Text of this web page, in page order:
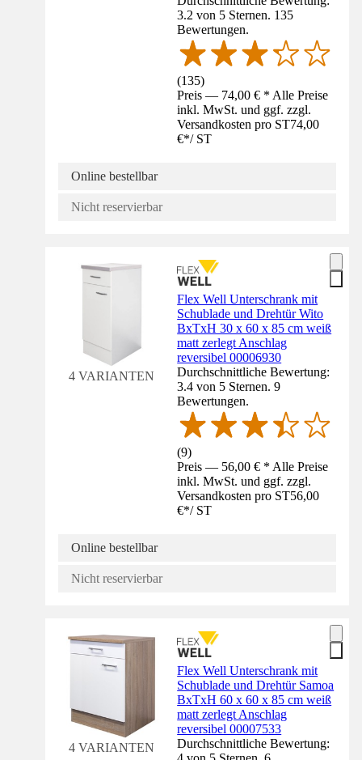
3.2 von 5 Sternen. 135
Bewertungen.
(135)
Preis — 74,00 € * Alle Preise
inkl. MwSt. und ggf. zzgl.
Versandkosten pro ST74,00
€*/ ST
Online bestellbar
Nicht reservierbar
4 VARIANTEN
Flex Well Unterschrank mit
Schublade und Drehtür Wito
BxTxH 30 x 60 x 85 cm weiß
matt zerlegt Anschlag
reversibel 00006930
Durchschnittliche Bewertung:
3.4 von 5 Sternen. 9
Bewertungen.
(9)
Preis — 56,00 € * Alle Preise
inkl. MwSt. und ggf. zzgl.
Versandkosten pro ST56,00
€*/ ST
Online bestellbar
Nicht reservierbar
4 VARIANTEN
Flex Well Unterschrank mit
Schublade und Drehtür Samoa
BxTxH 60 x 60 x 85 cm weiß
matt zerlegt Anschlag
reversibel 00007533
Durchschnittliche Bewertung: